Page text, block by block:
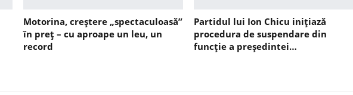
Motorina, creștere „spectaculoasă”
în preț – cu aproape un leu, un
record
Partidul lui Ion Chicu inițiază
procedura de suspendare din
funcție a președintei…